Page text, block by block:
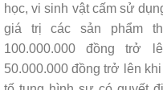
học, vi sinh vật cấm sử
giá trị các sản phẩm
100.000.000 đồng trở
50.000.000 đồng trở lên